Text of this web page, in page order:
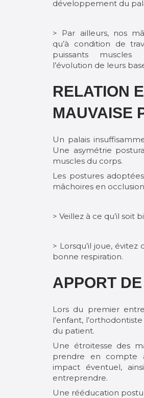
développement du
> Par ailleurs, nos
qu’à condition de
puissants muscles
l’évolution de leurs
RELATION
MAUVAISE
Un palais
Une asymétrie
muscles du corps.
Les postures
mâchoires en
> Veillez à ce qu’il soit
> Lorsqu’il joue,
bonne respiration.
APPORT
Lors du premier
l’enfant,
du patient.
Une étroitesse des
prendre en compte
impact éventuel,
entreprendre.
Une rééducation